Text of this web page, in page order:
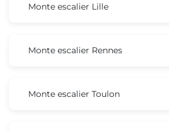
Monte escalier Lille
Monte escalier Rennes
Monte escalier Toulon